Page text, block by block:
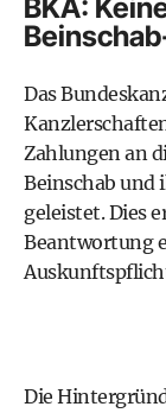
BKA:
Das
Zahlungen an
Beinschab und
geleistet. Dies
Beantwortung
Die